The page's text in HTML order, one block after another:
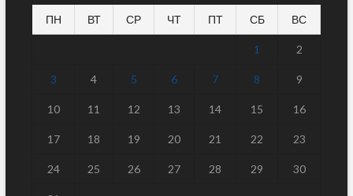
ПН ВТ СР ЧТ ПТ СБ ВС
1 2
3 4 5 6 7 8 9
10 11 12 13 14 15 16
17 18 19 20 21 22 23
24 25 26 27 28 29 30